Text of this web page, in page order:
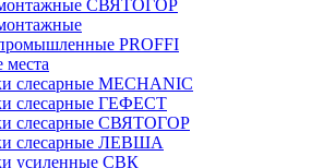
СВЯТОГОР
PROFFI
места
слесарные MECHANIC
слесарные ГЕФЕСТ
слесарные СВЯТОГОР
слесарные ЛЕВША
усиленные СВК